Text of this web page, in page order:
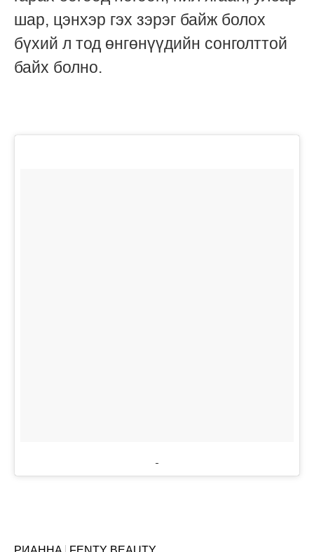
шар, цэнхэр гэх зэрэг байж болох
бүхий л тод өнгөнүүдийн сонголттой
байх болно.